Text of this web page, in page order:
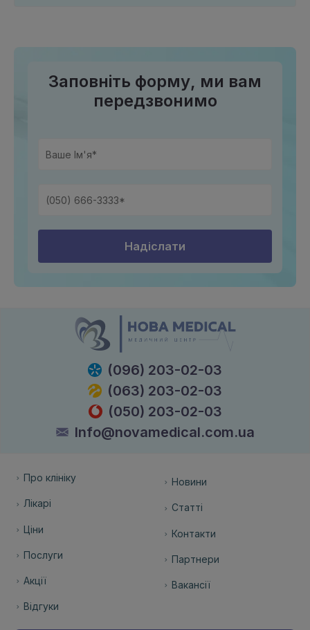
Заповніть форму, ми вам
передзвонимо
Надіслати
(096) 203-02-03
(063) 203-02-03
(050) 203-02-03
Info@novamedical.com.ua
Про клініку
Лікарі
Ціни
Послуги
Акції
Відгуки
Новини
Статті
Контакти
Партнери
Вакансії